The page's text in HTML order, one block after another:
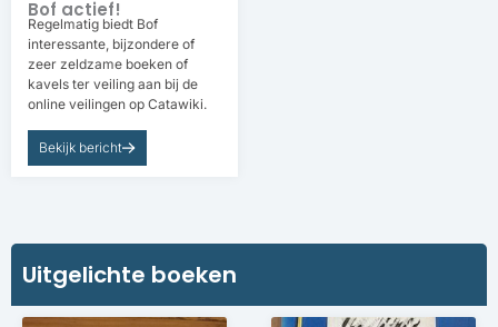
Bof actief!
Regelmatig biedt Bof
interessante, bijzondere of
zeer zeldzame boeken of
kavels ter veiling aan bij de
online veilingen op Catawiki.
Bekijk bericht
Uitgelichte boeken